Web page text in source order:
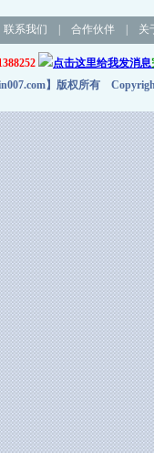
联系我们 合作伙伴 关
】版权所有